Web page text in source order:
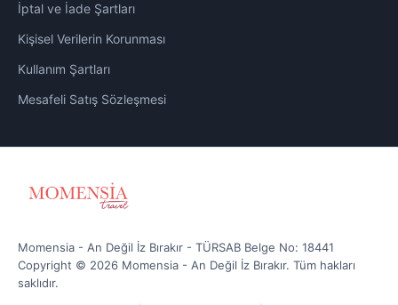
İptal ve İade Şartları
Kişisel Verilerin Korunması
Kullanım Şartları
Mesafeli Satış Sözleşmesi
Momensia - An Değil İz Bırakır - TÜRSAB Belge No: 18441
Copyright © 2026 Momensia - An Değil İz Bırakır. Tüm hakları
saklıdır.